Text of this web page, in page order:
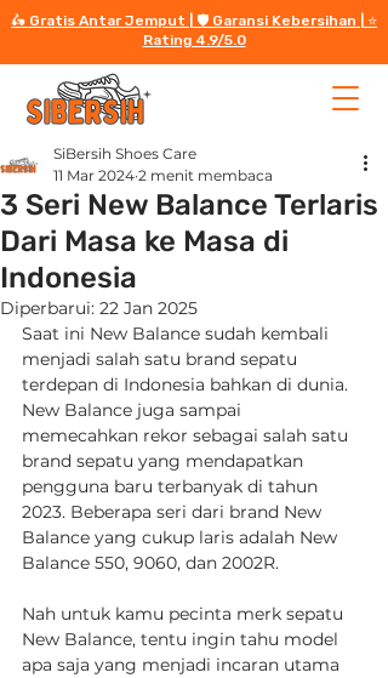
🛵 Gratis Antar Jemput | 🛡️ Garansi Kebersihan | ⭐️
Rating 4.9/5.0
3 Seri New Balance Terlaris
Dari Masa ke Masa di
Indonesia
SiBersih Shoes Care
11 Mar 2024 2 menit membaca
Diperbarui: 22 Jan 2025
Saat ini New Balance sudah kembali
menjadi salah satu brand sepatu
terdepan di Indonesia bahkan di dunia.
New Balance juga sampai
memecahkan rekor sebagai salah satu
brand sepatu yang mendapatkan
pengguna baru terbanyak di tahun
2023. Beberapa seri dari brand New
Balance yang cukup laris adalah New
Balance 550, 9060, dan 2002R.
Nah untuk kamu pecinta merk sepatu
New Balance, tentu ingin tahu model
apa saja yang menjadi incaran utama